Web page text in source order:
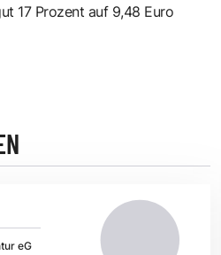
17 Prozent auf 9,48 Euro
eG